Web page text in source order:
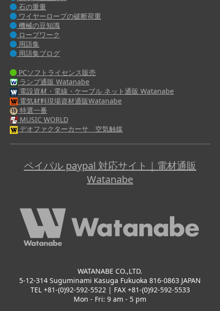
石の重量
ワイヤーロープの破断荷重
機械の豆知識
ロープワーク
用語集
用語集ブログ
PCソフトライセンス販売
ランプ通販 Watanabe
電設資材・電線・ケーブル ネット通販 Watanabe
電気材料現場資材通販Watanabe
特選一番
MUSIC WORLD
デオファクターカーサ 空気触媒
ペイパル paypal 対応サイト｜電材通販
Watanabe
WATANABE CO.,LTD.
5-12-314 Suguminami Kasuga Fukuoka 816-0863 JAPAN
TEL +81-(0)92-592-5522 | FAX +81-(0)92-592-5533
Mon - Fri: 9 am - 5 pm